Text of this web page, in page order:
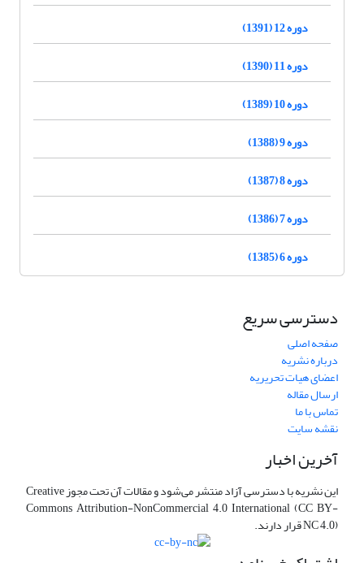
دوره 12 (1391)
دوره 11 (1390)
دوره 10 (1389)
دوره 9 (1388)
دوره 8 (1387)
دوره 7 (1386)
دوره 6 (1385)
دسترسی سریع
صفحه اصلی
درباره نشریه
اعضای هیات تحریریه
ارسال مقاله
تماس با ما
نقشه سایت
آخرین اخبار
این نشریه با دسترسی آزاد منتشر می‌شود و مقالات آن تحت مجوز Creative
Commons Attribution-NonCommercial 4.0 International (CC BY-
NC 4.0) قرار دارند.